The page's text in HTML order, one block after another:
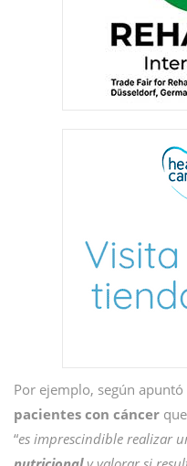
Por ejemplo, según
pacientes con cáncer
“es imprescindible realizar